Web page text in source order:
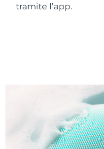
tramite l’app.